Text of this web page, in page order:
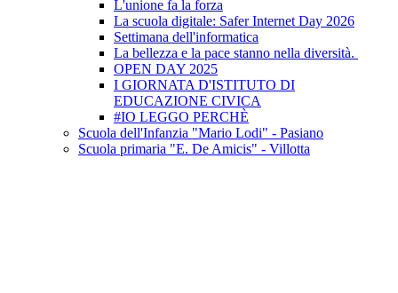
L'unione fa la forza
La scuola digitale: Safer Internet Day 2026
Settimana dell'informatica
La bellezza e la pace stanno nella diversità.
OPEN DAY 2025
I GIORNATA D'ISTITUTO DI
EDUCAZIONE CIVICA
#IO LEGGO PERCHÈ
Scuola dell'Infanzia "Mario Lodi" - Pasiano
Scuola primaria "E. De Amicis" - Villotta